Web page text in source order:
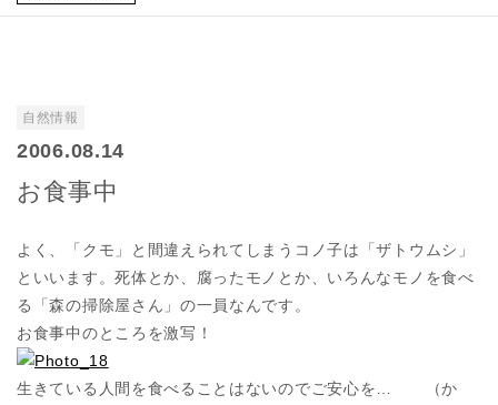
自然情報
2006.08.14
お食事中
よく、「クモ」と間違えられてしまうコノ子は「ザトウムシ」
といいます。死体とか、腐ったモノとか、いろんなモノを食べ
る「森の掃除屋さん」の一員なんです。
お食事中のところを激写！
生きている人間を食べることはないのでご安心を… （か